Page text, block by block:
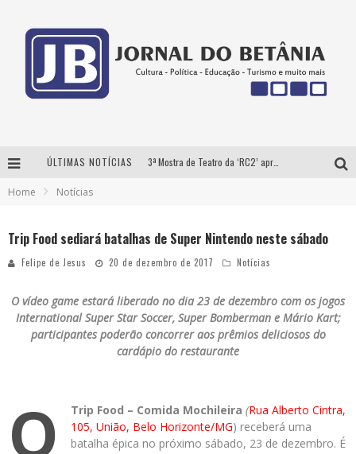
ÚLTIMAS NOTÍCIAS 3ª Mostra de Teatro da ‘RC2’ apresenta ‘seis espetáculos’ imperdíveis para o público ‘infantil e adulto’ assistir no conforto de casa pelo canal do Youtube
Home Notícias
Trip Food sediará batalhas de Super Nintendo neste sábado
Felipe de Jesus 20 de dezembro de 2017 Notícias
O vídeo game estará liberado no dia 23 de dezembro com os jogos
International Super Star Soccer, Super Bomberman e Mário Kart;
participantes poderão concorrer aos prêmios deliciosos do
cardápio do restaurante
O Trip Food – Comida Mochileira (Rua Alberto Cintra,
105, União, Belo Horizonte/MG) receberá uma
batalha épica no próximo sábado, 23 de dezembro. É